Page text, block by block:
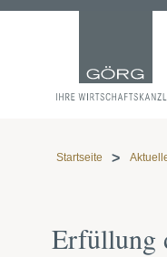
Startseite
Erfüllung